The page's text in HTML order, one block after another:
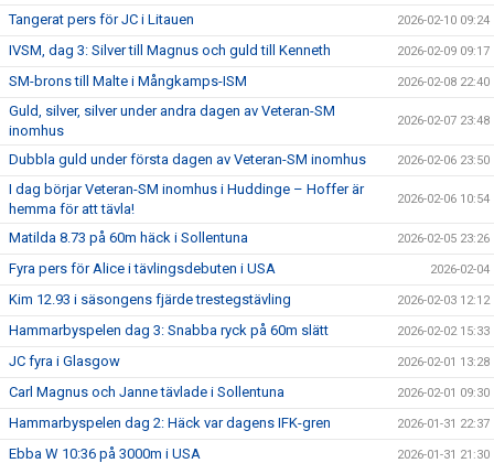
Tangerat pers för JC i Litauen 2026-02-10 09:24
IVSM, dag 3: Silver till Magnus och guld till Kenneth 2026-02-09 09:17
SM-brons till Malte i Mångkamps-ISM 2026-02-08 22:40
Guld, silver, silver under andra dagen av Veteran-SM
inomhus
2026-02-07 23:48
Dubbla guld under första dagen av Veteran-SM inomhus 2026-02-06 23:50
I dag börjar Veteran-SM inomhus i Huddinge – Hoffer är
hemma för att tävla!
2026-02-06 10:54
Matilda 8.73 på 60m häck i Sollentuna 2026-02-05 23:26
Fyra pers för Alice i tävlingsdebuten i USA 2026-02-04
Kim 12.93 i säsongens fjärde trestegstävling 2026-02-03 12:12
Hammarbyspelen dag 3: Snabba ryck på 60m slätt 2026-02-02 15:33
JC fyra i Glasgow 2026-02-01 13:28
Carl Magnus och Janne tävlade i Sollentuna 2026-02-01 09:30
Hammarbyspelen dag 2: Häck var dagens IFK-gren 2026-01-31 22:37
Ebba W 10:36 på 3000m i USA 2026-01-31 21:30